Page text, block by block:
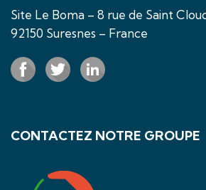
Site Le Boma – 8 rue de Saint
92150 Suresnes – France
CONTACTEZ NOTRE GROUPE